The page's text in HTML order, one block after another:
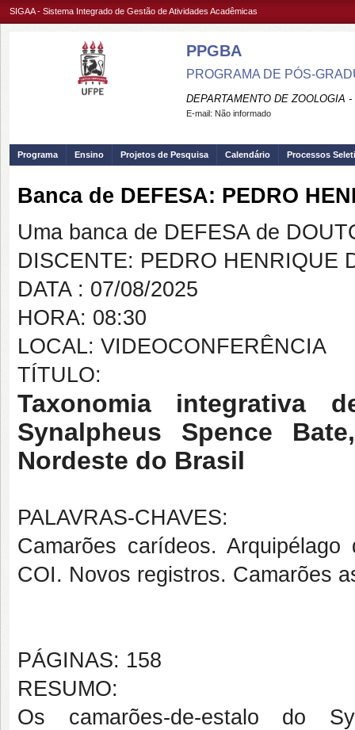
SIGAA - Sistema Integrado de Gestão de Atividades Acadêmicas
PPGBA
PROGRAMA DE PÓS-
DEPARTAMENTO DE ZOOLOGIA -
E-mail: Não informado
Programa Ensino Projetos de Pesquisa Calendário Processos
Banca de DEFESA: PEDRO
Uma banca de DEFESA de
DISCENTE: PEDRO HENRIQUE
DATA : 07/08/2025
HORA: 08:30
LOCAL: VIDEOCONFERÊNCIA
TÍTULO:
Taxonomia integrativa
Synalpheus Spence
Nordeste do Brasil
PALAVRAS-CHAVES:
Camarões carídeos.
COI. Novos registros. Camarões
PÁGINAS: 158
RESUMO:
Os camarões-de-estalo do